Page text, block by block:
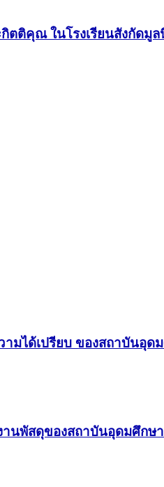
ติคุณ ในโรงเรียนสังกัดมู
ามได้เปรียบ ของสถาบันอุด
านพัสดุของสถาบันอุดมศึกษา